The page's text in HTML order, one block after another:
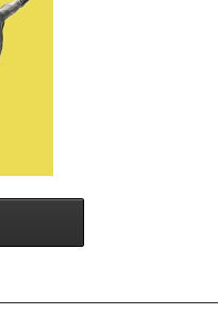
لماذا يرقص الشعب
فوريو أودوري أحد
الذهاب إلى
الرقص في الأنمي
رقصات اليابان المقنّعة